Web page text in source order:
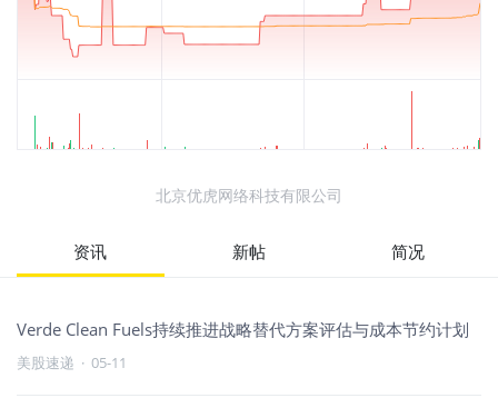
北京优虎网络科技有限公司
资讯 新帖 简况
Verde Clean Fuels持续推进战略替代方案评估与成本节约计划
美股速递 · 05-11